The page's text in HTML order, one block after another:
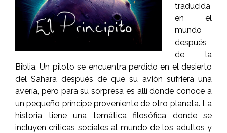
traducida
en el
mundo
después
de la
Biblia. Un piloto se encuentra perdido en el desierto
del Sahara después de que su avión sufriera una
avería, pero para su sorpresa es allí donde conoce a
un pequeño príncipe proveniente de otro planeta. La
historia tiene una temática filosófica donde se
incluyen críticas sociales al mundo de los adultos y